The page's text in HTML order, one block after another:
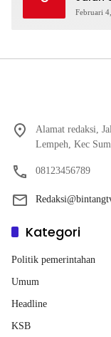
Lito
Februari
Alamat redaksi,
Lempeh, Kec
08123456789
Kategori
Politik pemerintahan
Umum
Headline
KSB